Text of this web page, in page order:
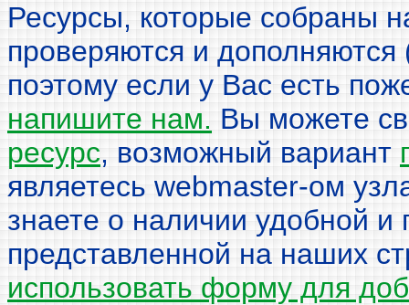
Ресурсы, которые собраны
проверяются и
поэтому если у Вас есть
напишите нам. Вы можете
ресурс, возможный вариант
являетесь webmaster-ом
знаете о наличии удобной
представленной на наших
использовать форму для